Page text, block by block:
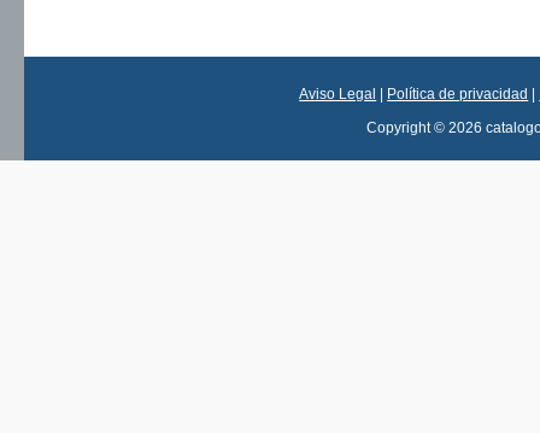
Aviso Legal Política de privacidad
Copyright © 2026